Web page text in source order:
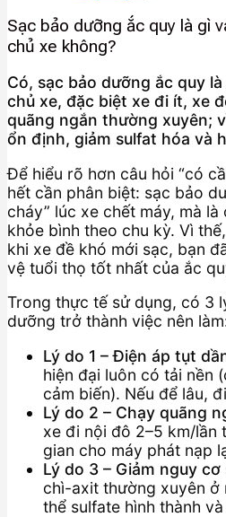
Sạc bảo dưỡng ắc quy là gì
chủ xe không?
Có, sạc bảo dưỡng ắc quy
chủ xe, đặc biệt xe đi ít, xe
quãng ngắn thường xuyên;
ổn định, giảm sulfat hóa và
Để hiểu rõ hơn câu hỏi “có
hết cần phân biệt: sạc bảo
cháy” lúc xe chết máy, mà
khỏe bình theo chu kỳ. Vì
khi xe đề khó mới sạc, bạn
vệ tuổi thọ tốt nhất của ắc
Trong thực tế sử dụng, có 3
dưỡng trở thành việc nên
Lý do 1 – Điện áp tụt
hiện đại luôn có tải nền
cảm biến). Nếu để lâu,
Lý do 2 – Chạy quãng
xe đi nội đô 2–5 km/lần
gian cho máy phát nạp
Lý do 3 – Giảm nguy cơ
chì-axit thường xuyên ở
thể sulfate hình thành